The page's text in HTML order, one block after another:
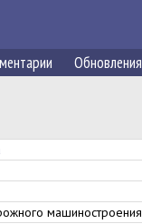
Обновления
машиностроения